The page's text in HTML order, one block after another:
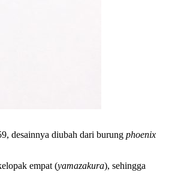
desainnya diubah dari burung phoenix
empat (yamazakura), sehingga